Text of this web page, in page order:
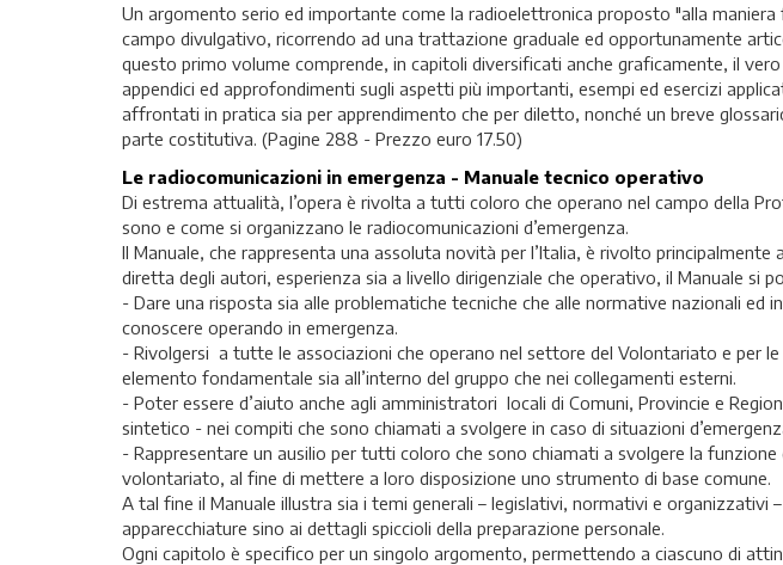
Un argomento serio ed importante come la radioelettronica proposto "alla maniera
campo divulgativo, ricorrendo ad una trattazione graduale ed opportunamente
questo primo volume comprende, in capitoli diversificati anche graficamente, il
appendici ed approfondimenti sugli aspetti più importanti, esempi ed esercizi
affrontati in pratica sia per apprendimento che per diletto, nonché un breve
parte costitutiva. (Pagine 288 - Prezzo euro 17.50)
Le radiocomunicazioni in emergenza - Manuale tecnico operativo
Di estrema attualità, l’opera è rivolta a tutti coloro che operano nel campo della
sono e come si organizzano le radiocomunicazioni d’emergenza.
Il Manuale, che rappresenta una assoluta novità per l’Italia, è rivolto
diretta degli autori, esperienza sia a livello dirigenziale che operativo, il Manuale si
- Dare una risposta sia alle problematiche tecniche che alle normative nazionali ed
conoscere operando in emergenza.
- Rivolgersi a tutte le associazioni che operano nel settore del Volontariato e per
elemento fondamentale sia all’interno del gruppo che nei collegamenti esterni.
- Poter essere d’aiuto anche agli amministratori locali di Comuni, Provincie e
sintetico - nei compiti che sono chiamati a svolgere in caso di situazioni
- Rappresentare un ausilio per tutti coloro che sono chiamati a svolgere la
volontariato, al fine di mettere a loro disposizione uno strumento di base comune.
A tal fine il Manuale illustra sia i temi generali – legislativi, normativi e organizzativi
apparecchiature sino ai dettagli spiccioli della preparazione personale.
Ogni capitolo è specifico per un singolo argomento, permettendo a ciascuno di